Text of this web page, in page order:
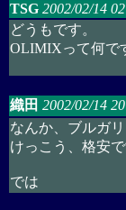
TSG 2002/02/14
どうもです。
OLIMIXって何で
織田 2002/02/14
なんか、ブルガ
けっこう、格安
では